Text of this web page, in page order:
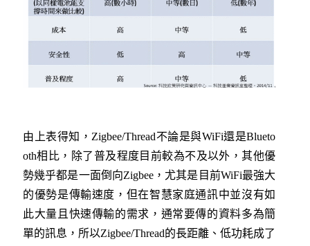
由上表得知，Zigbee/Thread不論是與WiFi還是Blueto
oth相比，除了普及程度目前較為不及以外，其他優
勢幾乎都是一面倒向Zigbee，尤其是目前WiFi最強大
的優勢是傳輸速度，但在智慧家庭通訊中並沒有如
此大量且快速傳輸的需求，通常要傳的資料多為簡
單的訊息，所以Zigbee/Thread的長距離、低功耗成了